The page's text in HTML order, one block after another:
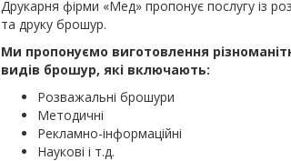
Друкарня фірми «Мед» пропонує послугу із
та друку брошур.
Ми пропонуємо виготовлення
видів брошур, які включають:
Розважальні брошури
Методичні
Рекламно-інформаційні
Наукові і т.д.